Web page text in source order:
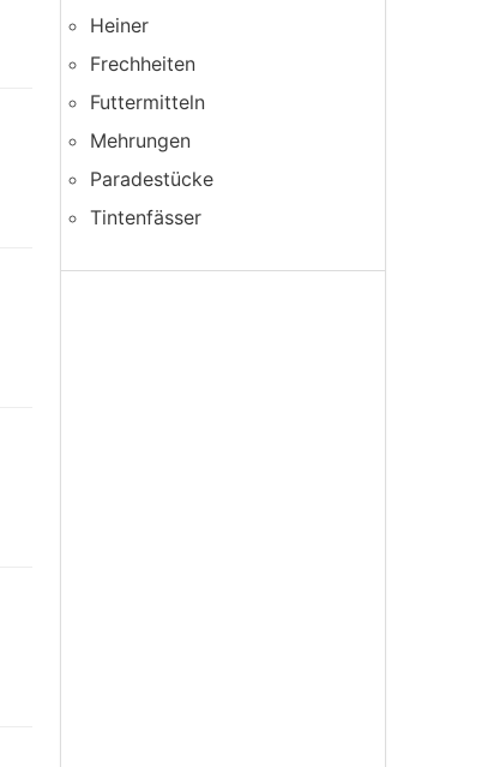
Heiner
Frechheiten
Futtermitteln
Mehrungen
Paradestücke
Tintenfässer